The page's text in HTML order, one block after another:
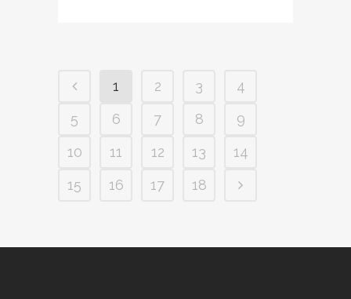
1 2 3
4
5
6 7 8
9
10
11 12 13
14
15
16 17 18